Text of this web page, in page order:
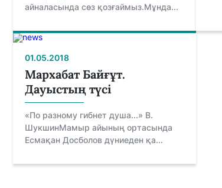
айналасында сөз қозғаймыз.Мұнда...
01.05.2018
Мархабат Байғұт.
Дауыстың түсі
«По разному гибнет душа...» В.
ШукшинМамыр айының ортасында
Есмақан Досболов дүниеден қа...